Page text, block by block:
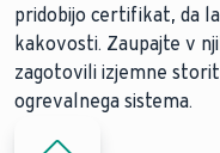
pridobijo certifikat, da
kakovosti. Zaupajte v
zagotovili izjemne
ogrevalnega sistema.